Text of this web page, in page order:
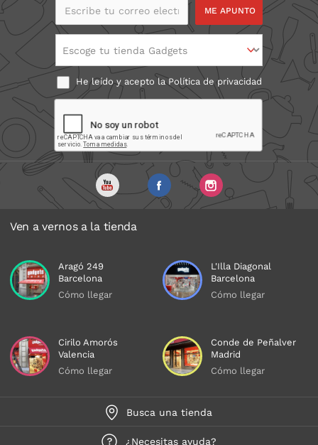
Escribe tu correo
Escoge tu tienda Gadgets
He leído y acepto laPolítica de privacidad
Ven a vernos a la tienda
Aragó 249
Barcelona
Cómo llegar
L'Illa Diagonal
Barcelona
Cómo llegar
Cirilo Amorós
Valencia
Cómo llegar
Conde de Peñalver
Madrid
Cómo llegar
Busca una tienda
¿Necesitas ayuda?